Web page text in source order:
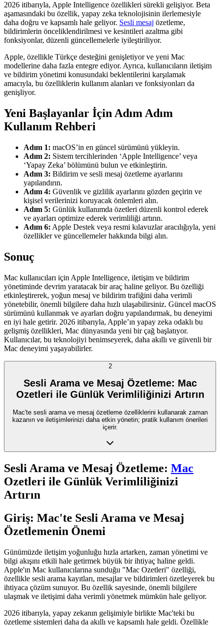
2026 itibarıyla, Apple Intelligence özellikleri sürekli gelişiyor. Beta
aşamasındaki bu özellik, yapay zeka teknolojisinin ilerlemesiyle
daha doğru ve kapsamlı hale geliyor. Sesli mesaj özetleme,
bildirimlerin önceliklendirilmesi ve kesintileri azaltma gibi
fonksiyonlar, düzenli güncellemelerle iyileştiriliyor.
Apple, özellikle Türkçe desteğini genişletiyor ve yeni Mac
modellerine daha fazla entegre ediyor. Ayrıca, kullanıcıların iletişim
ve bildirim yönetimi konusundaki beklentilerini karşılamak
amacıyla, bu özelliklerin kullanım alanları ve fonksiyonları da
genişliyor.
Yeni Başlayanlar İçin Adım Adım
Kullanım Rehberi
Adım 1: macOS’in en güncel sürümünü yükleyin.
Adım 2: Sistem tercihlerinden ‘Apple Intelligence’ veya
‘Yapay Zeka’ bölümünü bulun ve etkinleştirin.
Adım 3: Bildirim ve sesli mesaj özetleme ayarlarını
yapılandırın.
Adım 4: Güvenlik ve gizlilik ayarlarını gözden geçirin ve
kişisel verilerinizi koruyacak önlemleri alın.
Adım 5: Günlük kullanımda özetleri düzenli kontrol ederek
ve ayarları optimize ederek verimliliği artırın.
Adım 6: Apple Destek veya resmi kılavuzlar aracılığıyla, yeni
özellikler ve güncellemeler hakkında bilgi alın.
Sonuç
Mac kullanıcıları için Apple Intelligence, iletişim ve bildirim
yönetiminde devrim yaratacak bir araç haline geliyor. Bu özelliği
etkinleştirerek, yoğun mesaj ve bildirim trafiğini daha verimli
yönetebilir, önemli bilgilere daha hızlı ulaşabilirsiniz. Güncel macOS
sürümünü kullanmak ve ayarları doğru yapılandırmak, bu deneyimi
en iyi hale getirir. 2026 itibarıyla, Apple’ın yapay zeka odaklı bu
gelişmiş özellikleri, Mac dünyasında yeni bir çağ başlatıyor.
Kullanıcılar, bu teknolojiyi benimseyerek, daha akıllı ve güvenli bir
Mac deneyimi yaşayabilirler.
2
Sesli Arama ve Mesaj Özetleme: Mac
Ozetleri ile Günlük Verimliliğinizi Artırın
Mac'te sesli arama ve mesaj özetleme özelliklerini kullanarak zaman
kazanın ve iletişimlerinizi daha etkin yönetin; pratik kullanım önerileri
içerir.
Sesli Arama ve Mesaj Özetleme: Mac
Ozetleri ile Günlük Verimliliğinizi
Artırın
Giriş: Mac'te Sesli Arama ve Mesaj
Özetlemenin Önemi
Günümüzde iletişim yoğunluğu hızla artarken, zaman yönetimi ve
bilgi akışını etkili hale getirmek büyük bir ihtiyaç haline geldi.
Apple'ın Mac kullanıcılarına sunduğu "Mac Ozetleri" özelliği,
özellikle sesli arama kayıtları, mesajlar ve bildirimleri özetleyerek bu
ihtiyaca çözüm sunuyor. Bu özellik sayesinde, önemli bilgilere
ulaşmak ve iletişimi daha verimli yönetmek mümkün hale geliyor.
2026 itibarıyla, yapay zekanın gelişimiyle birlikte Mac'teki bu
özetleme sistemleri daha da akıllı ve kapsamlı hale geldi. Özellikle